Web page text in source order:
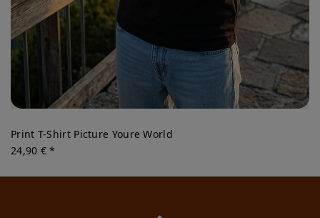
Print T-Shirt Picture Youre World
24,90 € *